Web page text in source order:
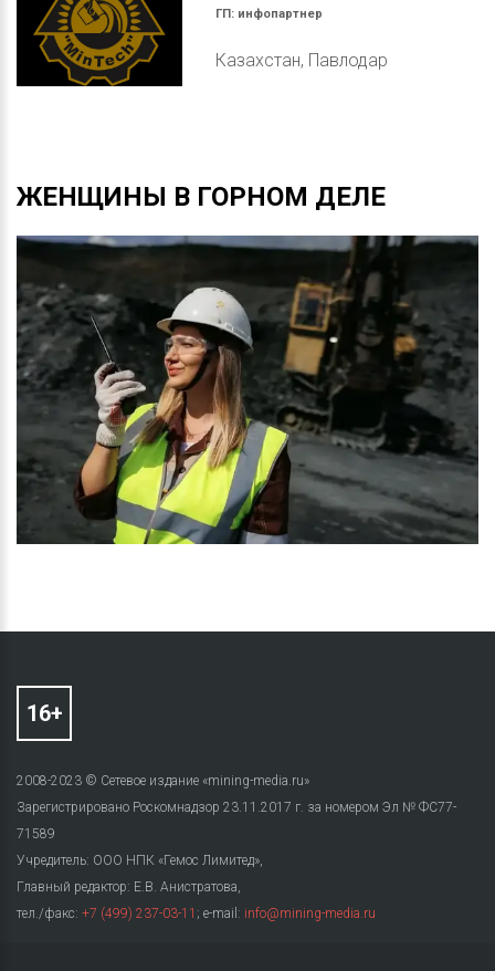
ГП: инфопартнер
Казахстан, Павлодар
ЖЕНЩИНЫ В ГОРНОМ ДЕЛЕ
2008-2023 © Сетевое издание «mining-media.ru»
Зарегистрировано Роскомнадзор 23.11.2017 г. за номером Эл № ФС77-
71589
Учредитель: ООО НПК «Гемос Лимитед»,
Главный редактор: Е.В. Анистратова,
тел./факс: +7 (499) 237-03-11 ; e-mail: info@mining-media.ru